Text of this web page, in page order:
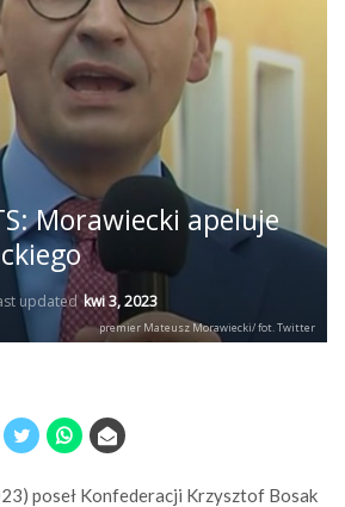
Morawiecki apeluje
updated kwi 3, 2023
premier Mateusz Morawiecki/ fot. Twitter
poseł Konfederacji Krzysztof Bosak